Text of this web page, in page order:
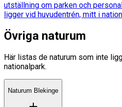
utställning om parken och
ligger vid huvudentrén, mitt i
Övriga naturum
Här listas de naturum som inte
nationalpark.
Naturum Blekinge